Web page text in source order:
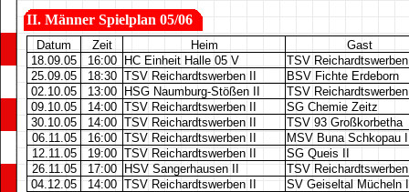
II. Männer Spielplan 05/06
Datum Zeit Heim
Gast
18.09.05
16:00 HC Einheit Halle 05 V
TSV
25.09.05
18:30 TSV Reichardtswerben II
BSV Fichte Erdeborn
02.10.05
13:00 HSG Naumburg-Stößen II
TSV
09.10.05
14:00 TSV Reichardtswerben II
SG Chemie Zeitz
30.10.05
14:00 TSV Reichardtswerben II
TSV 93 Großkorbetha
06.11.05
16:00 TSV Reichardtswerben II
MSV Buna Schkopau
12.11.05
19:00 TSV Reichardtswerben II
SG Queis II
26.11.05
17:00 HSV Sangerhausen II
TSV
04.12.05
14:00 TSV Reichardtswerben II
SV Geiseltal Mücheln